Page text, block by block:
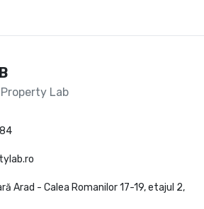
Arad - Calea Romanilor 17-19, etajul 2,